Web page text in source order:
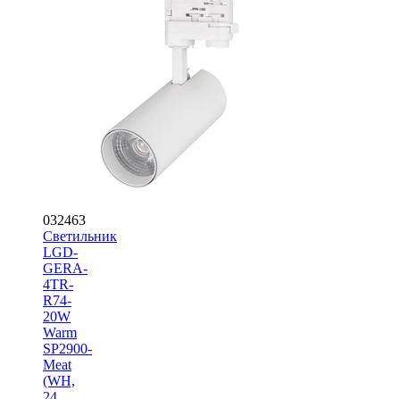
032463
Светильник
LGD-
GERA-
4TR-
R74-
20W
Warm
SP2900-
Meat
(WH,